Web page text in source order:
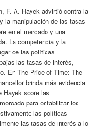
F. A. Hayek advirtió contra la
la manipulación de las tasas
en el mercado y una
La competencia y la
de las políticas
las tasas de interés,
En The Price of Time: The
brinda más evidencia
Hayek sobre las
para estabilizar los
las políticas
las tasas de interés a lo